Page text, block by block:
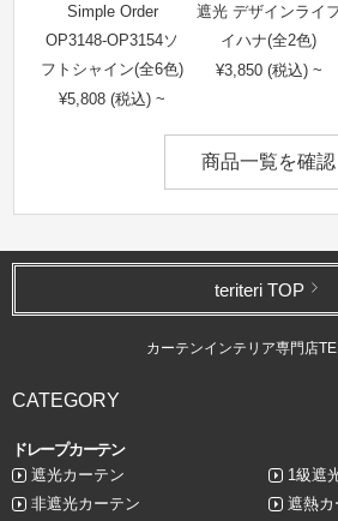
Simple Order
OP3148-OP3154ソ
フトシャイン(全6色)
¥5,808 (税込) ~
遮光 デザインライ
イハナ(全2色)
¥3,850 (税込) ~
商品一覧を確認
teriteri TOP
カーテンインテリア専門店
CATEGORY
ドレープカーテン
遮光カーテン
1級遮
非遮光カーテン
遮熱カ